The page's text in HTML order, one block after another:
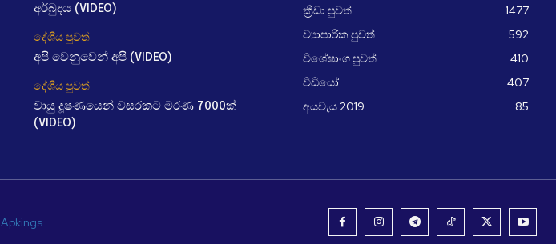
අර්බුදය (VIDEO)
දේශීය පුවත්
අපි වෙනුවෙන් අපි (VIDEO)
දේශීය පුවත්
වායු දූෂණයෙන් වසරකට මරණ 7000ක්
(VIDEO)
ක්‍රීඩා පුවත්
1477
ව්‍යාපාරික පුවත්
592
විශේෂාංග පුවත්
410
වීඩීයෝ
407
අයවැය 2019
85
Apkings